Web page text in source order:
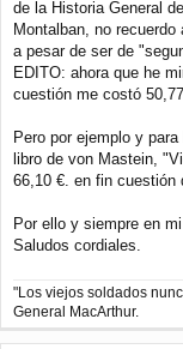
de la Historia General
Montalban, no
a pesar de ser de
EDITO: ahora que he
cuestión me costó
Pero por ejemplo y
libro de von Mastein,
66,10 €. en fin cuestión
Por ello y siempre en
Saludos cordiales.
"Los viejos soldados
General MacArthur.